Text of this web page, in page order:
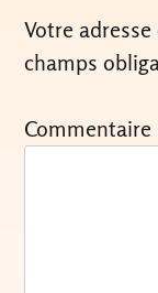
Votre
champs
Commentaire